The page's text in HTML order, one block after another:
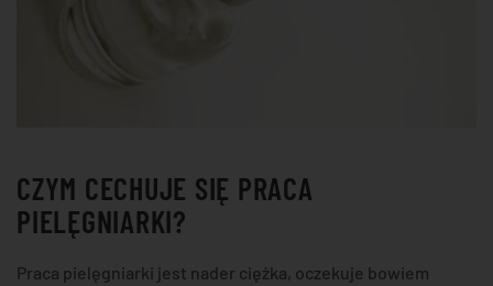
CZYM CECHUJE SIĘ PRACA
PIELĘGNIARKI?
Praca pielęgniarki jest nader ciężka, oczekuje bowiem